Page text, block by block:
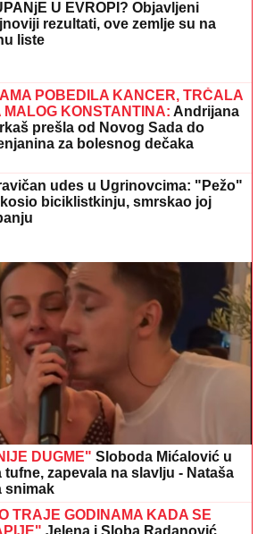
ZA STOČARE:Ovo ne smete da
2 miliona dinara!
ZA ULAZAK U "ELITU
Spremna je da se takmiči: "Ja to
Deca su mi velika", evo šta
DA JOJ SE ISPUNI
NINKOVIĆ LUMPUJE U
GORIGlumica se veseli uz
hit, pevač objavio sve na
"Počastvovan"